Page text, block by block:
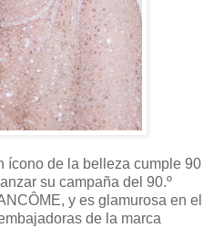
ícono de la belleza cumple 90
su campaña del 90.º
y es glamurosa en el
de la marca